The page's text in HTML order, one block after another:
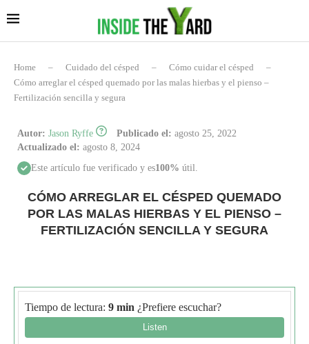
Home – Cuidado del césped – Cómo cuidar el césped
–
Cómo arreglar el césped quemado por las malas hierbas y el pienso –
Fertilización sencilla y segura
Autor: Jason Ryffe Publicado el: agosto 25, 2022
Actualizado el: agosto 8, 2024
Este artículo fue verificado y es100% útil.
CÓMO ARREGLAR EL CÉSPED QUEMADO
POR LAS MALAS HIERBAS Y EL PIENSO –
FERTILIZACIÓN SENCILLA Y SEGURA
Tiempo de lectura: 9 min ¿Prefiere escuchar?